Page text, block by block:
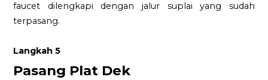
faucet dilengkapi dengan jalur suplai yang sudah
terpasang.
Langkah 5
Pasang Plat Dek